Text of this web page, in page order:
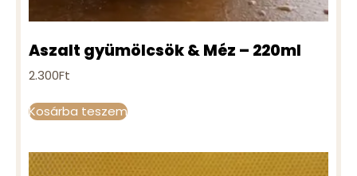
Aszalt gyümölcsök & Méz – 220ml
2.300Ft
Kosárba teszem